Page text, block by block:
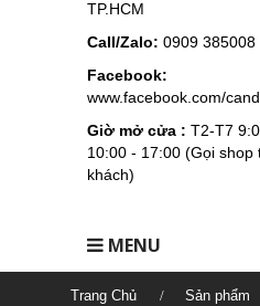
TP.HCM
Call/Zalo: 0909 385008
Facebook:
www.facebook.com/
Giờ mở cửa : T2-T7
10:00 - 17:00 (Gọi
khách)
MENU
Trang Chủ Sản phẩm